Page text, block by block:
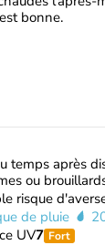
bonne.
temps après
ou
risque
de pluie
UV7 Fort